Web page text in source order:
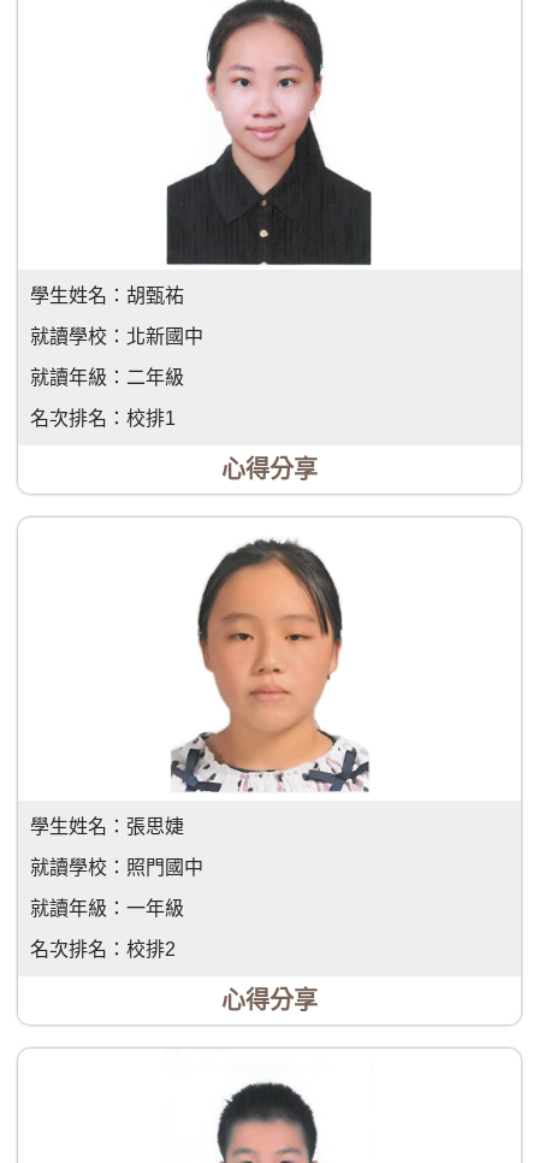
學生姓名： 胡甄祐
就讀學校： 北新國中
就讀年級： 二年級
名次排名： 校排1
心得分享
學生姓名： 張思婕
就讀學校： 照門國中
就讀年級： 一年級
名次排名： 校排2
心得分享